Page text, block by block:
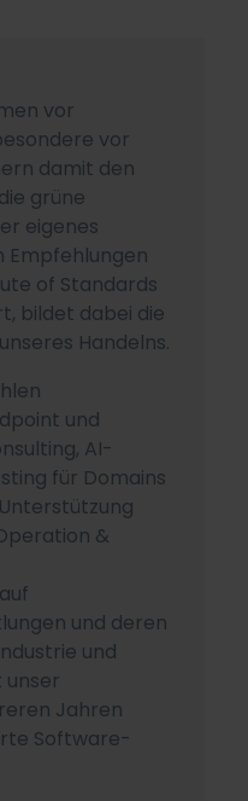
vor
vor
damit den
grüne
eigenes
Empfehlungen
of Standards
bildet dabei die
Handelns.
und
AI-
für Domains
&
und deren
und
Jahren
Software-